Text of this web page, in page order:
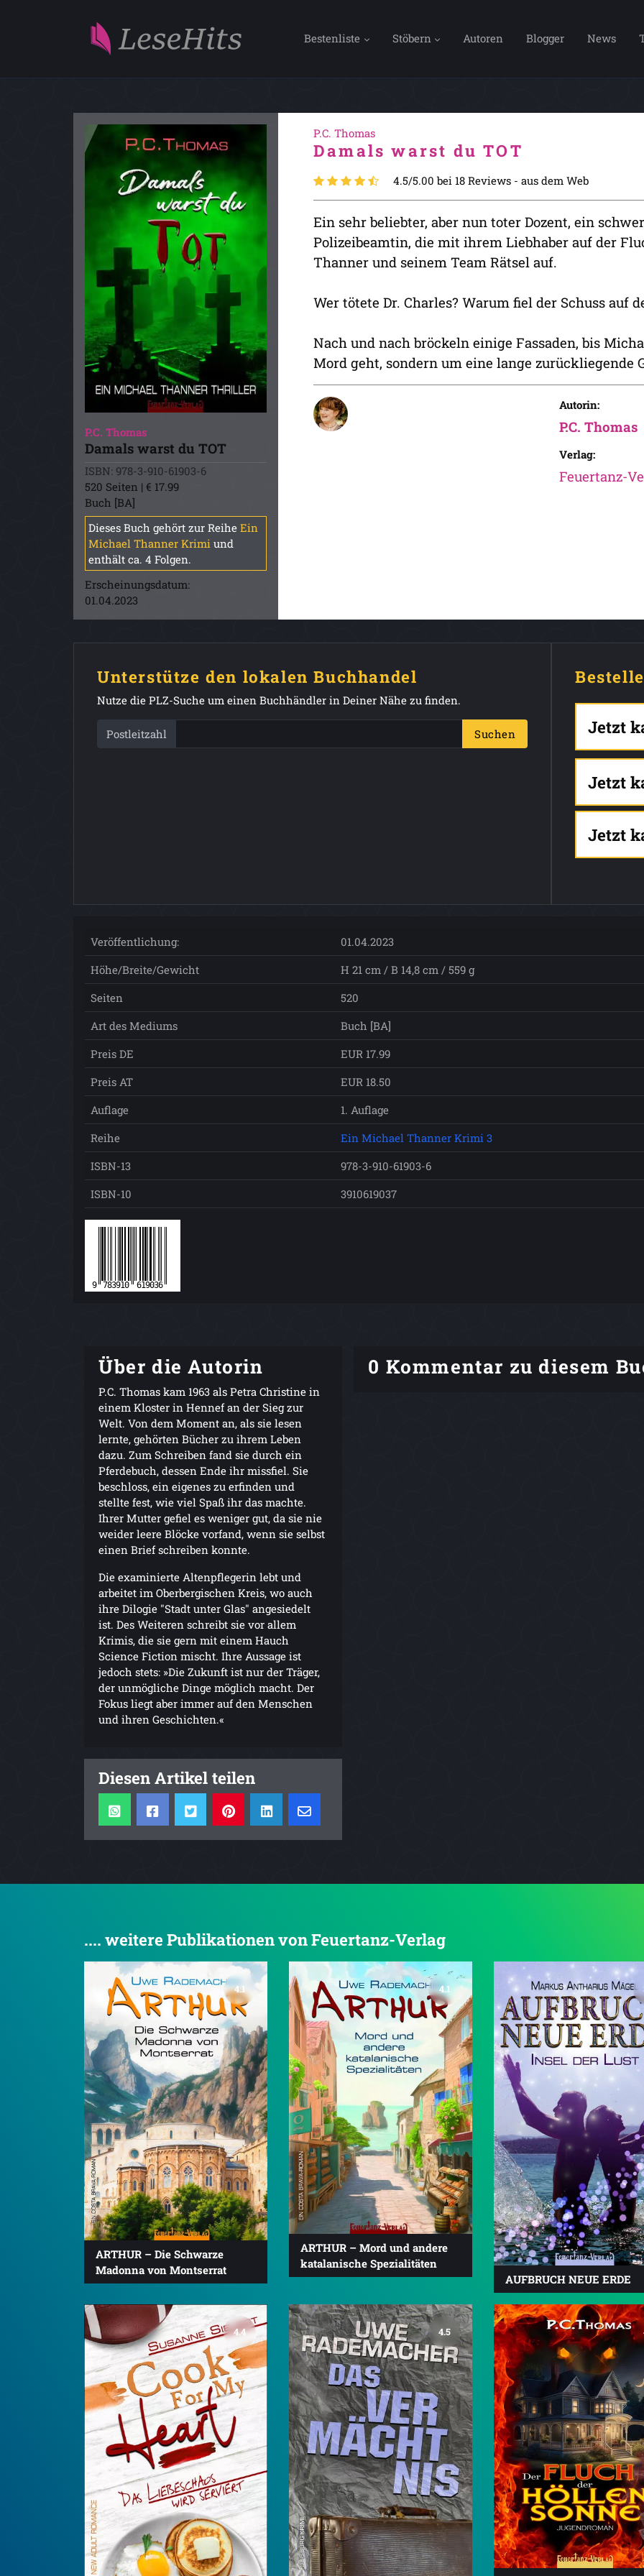
Bestenliste Stöbern Autoren Blogger News
P.C. Thomas
Damals warst du TOT
ISBN: 978-3-910-61903-6
520 Seiten | € 17.99
Buch [BA]
Dieses Buch gehört zur Reihe Ein
Michael Thanner Krimi und
enthält ca. 4 Folgen.
Erscheinungsdatum:
01.04.2023
P.C. Thomas
Damals warst du TOT
4.5/5.00 bei 18 Reviews - aus dem Web
Ein sehr beliebter, aber nun toter Dozent, ein
Polizeibeamtin, die mit ihrem Liebhaber auf der
Thanner und seinem Team Rätsel auf.
Wer tötete Dr. Charles? Warum fiel der Schuss auf
Nach und nach bröckeln einige Fassaden, bis
Mord geht, sondern um eine lange zurückliegende
Autorin:
P.C. Thomas
Verlag:
Feuertanz-
Unterstütze den lokalen Buchhandel
Nutze die PLZ-Suche um einen Buchhändler in Deiner Nähe zu finden.
Postleitzahl Suchen Jetzt
Jetzt
Jetzt
Veröffentlichung:
01.04.2023
Höhe/Breite/Gewicht
H 21 cm / B 14,8 cm / 559 g
Seiten
520
Art des Mediums
Buch [BA]
Preis DE
EUR 17.99
Preis AT
EUR 18.50
Auflage
1. Auflage
Reihe
Ein Michael Thanner Krimi 3
ISBN-13
978-3-910-61903-6
ISBN-10
3910619037
Über die Autorin
P.C. Thomas kam 1963 als Petra Christine in
einem Kloster in Hennef an der Sieg zur
Welt. Von dem Moment an, als sie lesen
lernte, gehörten Bücher zu ihrem Leben
dazu. Zum Schreiben fand sie durch ein
Pferdebuch, dessen Ende ihr missfiel. Sie
beschloss, ein eigenes zu erfinden und
stellte fest, wie viel Spaß ihr das machte.
Ihrer Mutter gefiel es weniger gut, da sie nie
weider leere Blöcke vorfand, wenn sie selbst
einen Brief schreiben konnte.
Die examinierte Altenpflegerin lebt und
arbeitet im Oberbergischen Kreis, wo auch
ihre Dilogie "Stadt unter Glas" angesiedelt
ist. Des Weiteren schreibt sie vor allem
Krimis, die sie gern mit einem Hauch
Science Fiction mischt. Ihre Aussage ist
jedoch stets: »Die Zukunft ist nur der Träger,
der unmögliche Dinge möglich macht. Der
Fokus liegt aber immer auf den Menschen
und ihren Geschichten.«
Diesen Artikel teilen
0 Kommentar zu diesem
.... weitere Publikationen von Feuertanz-Verlag
4.1
ARTHUR – Die Schwarze
Madonna von Montserrat
4.1
ARTHUR – Mord und andere
katalanische Spezialitäten
AUFBRUCH NEUE ERDE
4.4 4.5